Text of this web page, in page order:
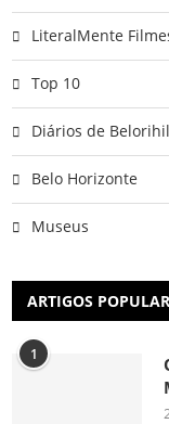
LiteralMente
Top 10
Diários de
Belo Horizonte
Museus
ARTIGOS
1